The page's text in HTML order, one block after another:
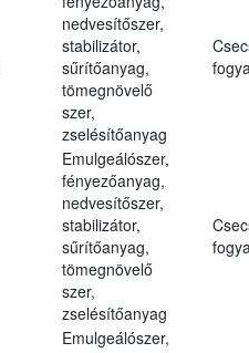
nedvesítőszer,
stabilizátor,
sűrítőanyag,
tömegnövelő
szer,
zselésítőanyag
Emulgeálószer,
fényezőanyag,
nedvesítőszer,
stabilizátor,
sűrítőanyag,
tömegnövelő
szer,
zselésítőanyag
Emulgeálószer,